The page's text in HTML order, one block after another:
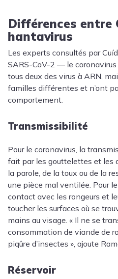
Différences entre
hantavirus
Les experts consultés par
SARS-CoV-2 — le
tous deux des virus à ARN,
familles différentes et n’ont
comportement.
Transmissibilité
Pour le coronavirus, la
fait par les gouttelettes et les
la parole, de la toux ou de la
une pièce mal ventilée. Pour
contact avec les rongeurs et
toucher les surfaces où se
mains au visage. « Il ne se
consommation de viande de
piqûre d’insectes », ajoute
Réservoir